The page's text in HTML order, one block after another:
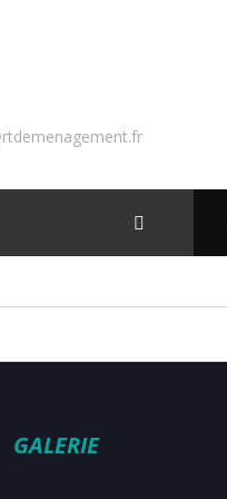
GALERIE